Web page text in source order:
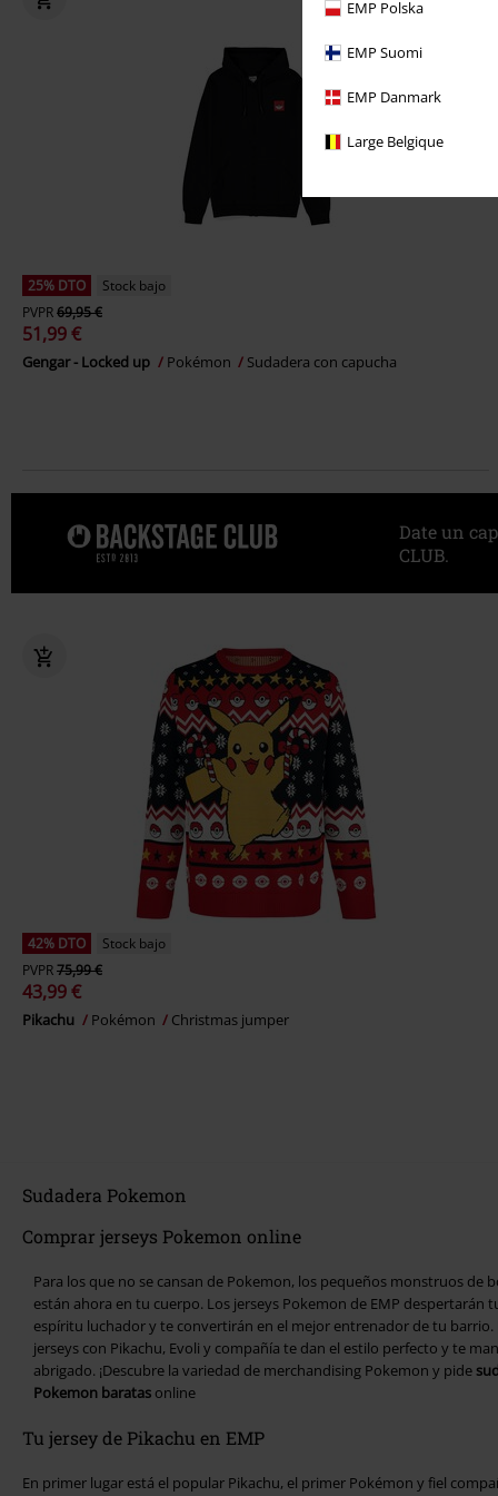
EMP Polska
EMP Suomi
EMP Danmark
Large Belgique
25% DTO
Stock bajo
PVPR69,95 €
51,99 €
Gengar - Locked up Pokémon Sudadera con capucha
Date un
CLUB.
42% DTO
Stock bajo
PVPR75,99 €
43,99 €
Pikachu Pokémon Christmas jumper
Sudadera Pokemon
Comprar jerseys Pokemon online
Para los que no se cansan de Pokemon, los pequeños monstruos de
están ahora en tu cuerpo. Los jerseys Pokemon de EMP despertarán
espíritu luchador y te convertirán en el mejor entrenador de tu barrio.
jerseys con Pikachu, Evoli y compañía te dan el estilo perfecto y te
abrigado. ¡Descubre la variedad de merchandising Pokemon y pide
Pokemon baratas online
Tu jersey de Pikachu en EMP
En primer lugar está el popular Pikachu, el primer Pokémon y fiel